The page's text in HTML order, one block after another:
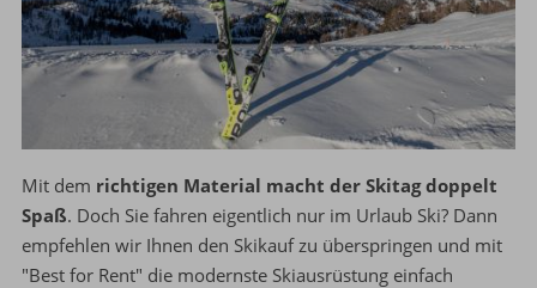
Mit dem richtigen Material macht der Skitag doppelt
Spaß. Doch Sie fahren eigentlich nur im Urlaub Ski? Dann
empfehlen wir Ihnen den Skikauf zu überspringen und mit
"Best for Rent" die modernste Skiausrüstung einfach